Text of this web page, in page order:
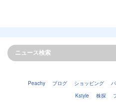
Peachy ブログ ショッピング
Kstyle
株探